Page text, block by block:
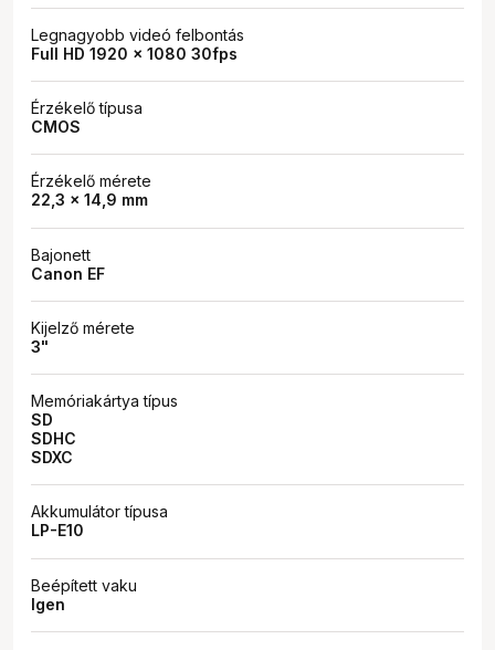
Legnagyobb videó felbontás
Full HD 1920 x 1080 30fps
Érzékelő típusa
CMOS
Érzékelő mérete
22,3 x 14,9 mm
Bajonett
Canon EF
Kijelző mérete
3"
Memóriakártya típus
SD
SDHC
SDXC
Akkumulátor típusa
LP-E10
Beépített vaku
Igen